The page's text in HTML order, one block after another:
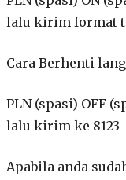
lalu kirim format
Cara Berhenti
PLN (spasi) OFF
lalu kirim ke 8123
Apabila anda